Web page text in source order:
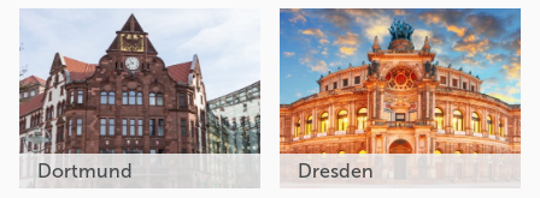
Dortmund Dresden